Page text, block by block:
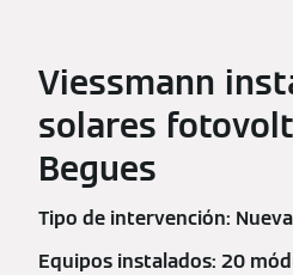
Viessmann
solares
Begues
Tipo de intervención:
Equipos instalados: 20